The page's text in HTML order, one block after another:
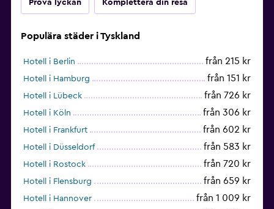
Pröva lyckan Komplettera din resa
Populära städer i Tyskland
Hotell i Berlin från 215 kr
Hotell i Hamburg från 151 kr
Hotell i Lübeck från 726 kr
Hotell i Köln från 306 kr
Hotell i Frankfurt från 602 kr
Hotell i Düsseldorf från 583 kr
Hotell i Rostock från 720 kr
Hotell i Flensburg från 659 kr
Hotell i Hannover från 1 009 kr